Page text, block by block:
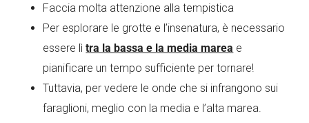
Faccia molta attenzione alla tempistica
Per esplorare le grotte e l’insenatura, è necessario
essere lìtra la bassa e la media marea e
pianificare un tempo sufficiente per tornare!
Tuttavia, per vedere le onde che si infrangono sui
faraglioni, meglio con la media e l’alta marea.